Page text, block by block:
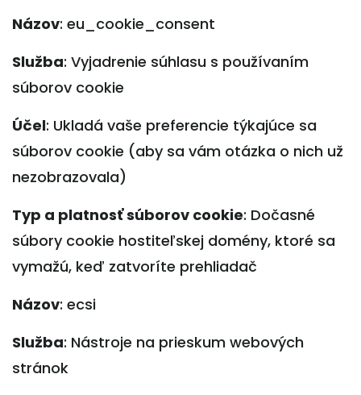
Názov: eu_cookie_consent
Služba: Vyjadrenie súhlasu s používaním
súborov cookie
Účel: Ukladá vaše preferencie týkajúce sa
súborov cookie (aby sa vám otázka o nich už
nezobrazovala)
Typ a platnosť súborov cookie: Dočasné
súbory cookie hostiteľskej domény, ktoré sa
vymažú, keď zatvoríte prehliadač
Názov: ecsi
Služba: Nástroje na prieskum webových
stránok